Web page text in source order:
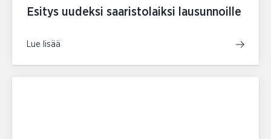
Esitys uudeksi saaristolaiksi lausunnoille
Lue lisää